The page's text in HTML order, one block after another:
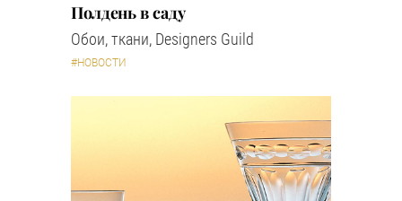
Полдень в саду
Обои, ткани, Designers Guild
#НОВОСТИ